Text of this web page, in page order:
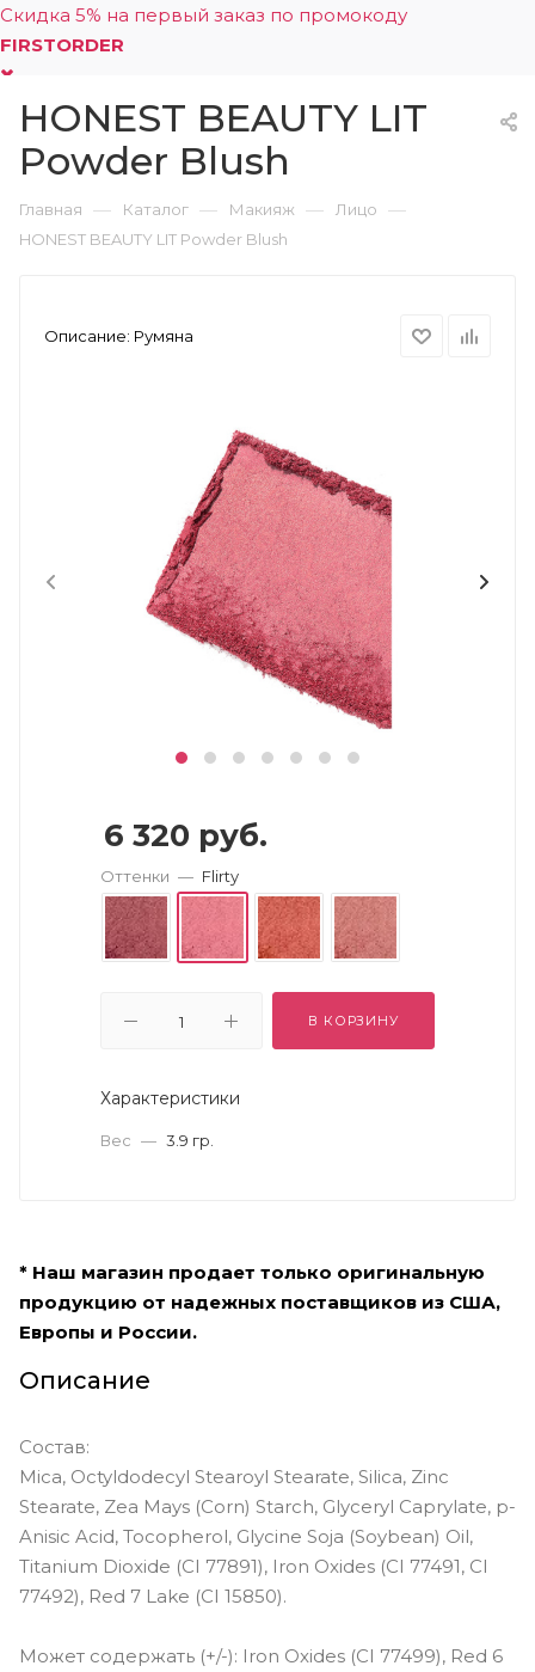
Скидка 5% на первый заказ по промокоду
FIRSTORDER
0
HONEST BEAUTY LIT
Powder Blush
Главная — Каталог — Макияж — Лицо —
HONEST BEAUTY LIT Powder Blush
Описание: Румяна
6 320 руб.
Оттенки — Flirty
В КОРЗИНУ
Характеристики
Вес — 3.9 гр.
* Наш магазин продает только оригинальную
продукцию от надежных поставщиков из США,
Европы и России.
Описание
Состав:
Mica, Octyldodecyl Stearoyl Stearate, Silica, Zinc
Stearate, Zea Mays (Corn) Starch, Glyceryl Caprylate, p-
Anisic Acid, Tocopherol, Glycine Soja (Soybean) Oil,
Titanium Dioxide (CI 77891), Iron Oxides (CI 77491, CI
77492), Red 7 Lake (CI 15850).
Может содержать (+/-): Iron Oxides (CI 77499), Red 6